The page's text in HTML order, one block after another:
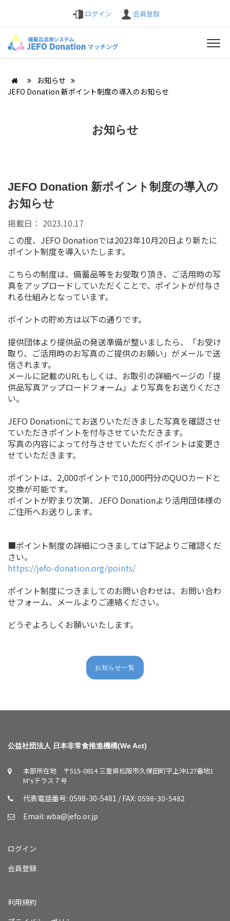
ログイン 会員登録
お知らせ
JEFO Donation 新ポイント制度の導入のお知らせ
お知らせ
JEFO Donation 新ポイント制度の導入の
お知らせ
掲載日： 2023.10.17
この度、JEFO Donationでは2023年10月20日より新たに
ポイント制度を導入いたします。
こちらの制度は、備蓄品等をお受取り頂き、ご活用時の写
真をアップロードしていただくことで、ポイントが付与さ
れる仕組みとなっています。
ポイントの貯め方は以下の通りです。
提供団体より提供品の発送準備が整いましたら、「お受け
取り、ご活用時のお写真のご提供のお願い」がメールで送
信されます。
メールに記載のURLもしくは、お取引の詳細ページの「提
供品写真アップロードフォーム」より写真をお送りくださ
い。
JEFO Donationにてお送りいただきました写真を確認させ
ていただきポイントを付与させていただきます。
写真の内容によって付与させていただくポイントは変更さ
せていただきます。
ポイントは、2,000ポイントで10,000円分のQUOカードと
交換が可能です。
ポイントが貯まり次第、JEFO Donationより活用団体様の
ご住所へお送りします。
■ポイント制度の詳細につきましては下記よりご確認くだ
さい。
https://jefo-donation.org/points/
ポイント制度につきましてのお問い合わせは、お問い合わ
せフォーム、メールよりご連絡ください。
どうぞよろしくお願いいたします。
お知らせ一覧
公益社団法人 日本非常食推進機構(We Act)
本部所在地 〒515-0814 三重県松阪市久保田町字上沖127番地1
M‘sテラス７号
代表電話番号: 0598-30-5481 / FAX: 0598-30-5482
Email: wba@jefo.or.jp
ログイン
会員登録
利用規約